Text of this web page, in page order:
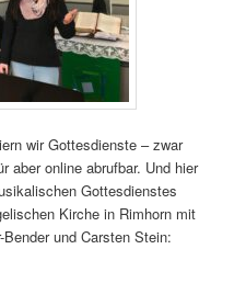
wir Gottesdienste – zwar
aber online abrufbar. Und hier
Gottesdienstes
Kirche in Rimhorn mit
und Carsten Stein: